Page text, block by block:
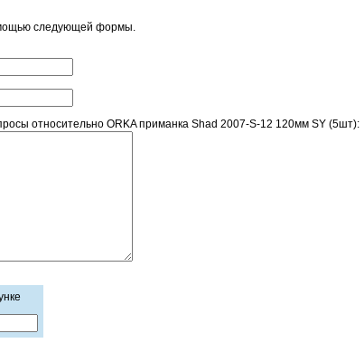
следующей формы.
относительно ORKA приманка Shad 2007-S-12 120мм SY (5шт):